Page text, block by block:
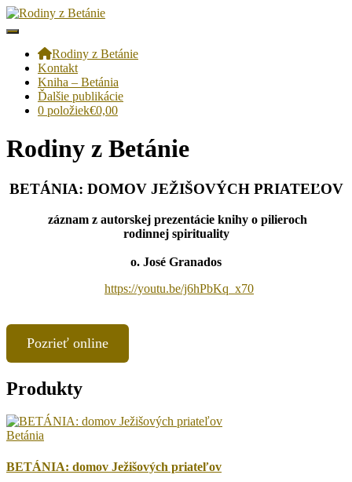
Toggle Navigation
Rodiny z Betánie
Kontakt
Kniha – Betánia
Ďalšie publikácie
0 položiek€0,00
Rodiny z Betánie
BETÁNIA: DOMOV JEŽIŠOVÝCH PRIATEĽOV
záznam z autorskej prezentácie knihy o pilieroch
rodinnej spirituality
o. José Granados
https://youtu.be/j6hPbKq_x70
Pozrieť online
Produkty
Betánia
BETÁNIA: domov Ježišových priateľov